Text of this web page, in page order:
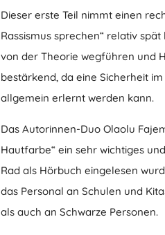
Dieser erste Teil nimmt einen
Rassismus sprechen“ relativ
von der Theorie wegführen und
bestärkend, da eine Sicherheit
allgemein erlernt werden kann.
Das Autorinnen-Duo Olaolu
Hautfarbe“ ein sehr wichtiges
Rad als Hörbuch eingelesen
das Personal an Schulen und
als auch an Schwarze Personen.